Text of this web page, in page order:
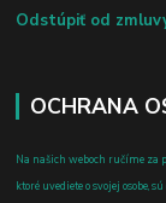
Odstúpiť od
OCHRANA
Na našich weboch ručíme za
ktoré uvediete o svojej osobe,